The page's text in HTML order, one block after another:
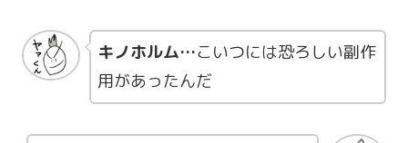
キノホルム…こいつには恐ろしい副作
用があったんだ